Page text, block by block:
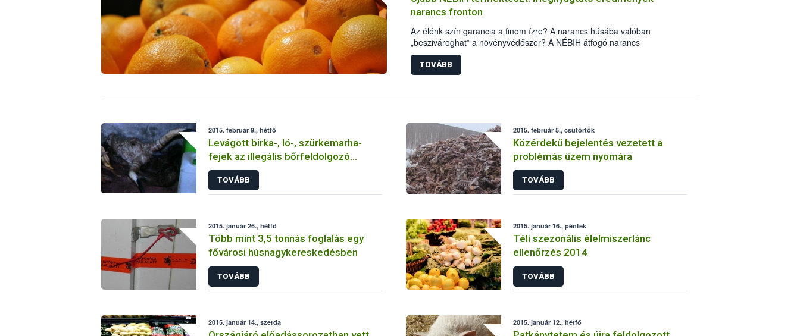
narancs fronton
Az élénk szín garancia a finom ízre? A narancs húsába valóban
„beszivároghat” a növényvédőszer? A NÉBIH átfogó narancs
terméktesztjéből most minden kiderül.
TOVÁBB
2015. február 9., hétfő
Levágott birka-, ló-, szürkemarha-
fejek az illegális bőrfeldolgozó
telepen
TOVÁBB
2015. február 5., csütörtök
Közérdekű bejelentés vezetett a
problémás üzem nyomára
TOVÁBB
2015. január 26., hétfő
Több mint 3,5 tonnás foglalás egy
fővárosi húsnagykereskedésben
TOVÁBB
2015. január 16., péntek
Téli szezonális élelmiszerlánc
ellenőrzés 2014
TOVÁBB
2015. január 14., szerda 2015. január 12., hétfő